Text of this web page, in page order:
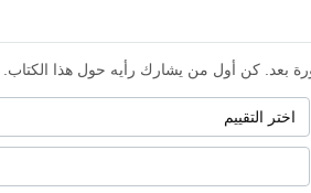
بعد. كن أول من يشارك رأيه حول هذا الكتاب.